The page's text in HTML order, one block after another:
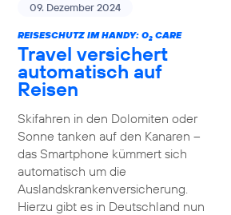
09. Dezember 2024
REISESCHUTZ IM HANDY: O2CARE
Travel versichert
automatisch auf
Reisen
Skifahren in den Dolomiten oder
Sonne tanken auf den Kanaren –
das Smartphone kümmert sich
automatisch um die
Auslandskrankenversicherung.
Hierzu gibt es in Deutschland nun